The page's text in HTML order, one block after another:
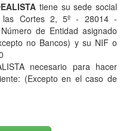
tiene su sede social
las Cortes 2, 5º - 28014 -
de Entidad asignado
no Bancos) y su NIF o
necesario para hacer
(Excepto en el caso de